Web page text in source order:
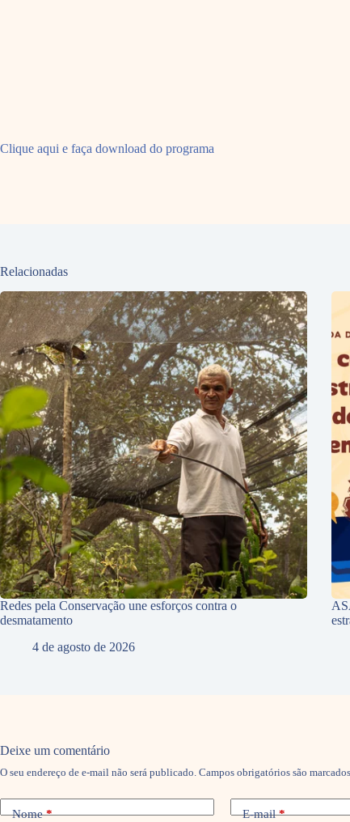
Clique aqui e faça download do programa
Relacionadas
Redes pela Conservação une esforços contra o
desmatamento
4 de agosto de 2026
Deixe um comentário
O seu endereço de e-mail não será publicado. Campos obrigatórios são
Nome* E-mail*